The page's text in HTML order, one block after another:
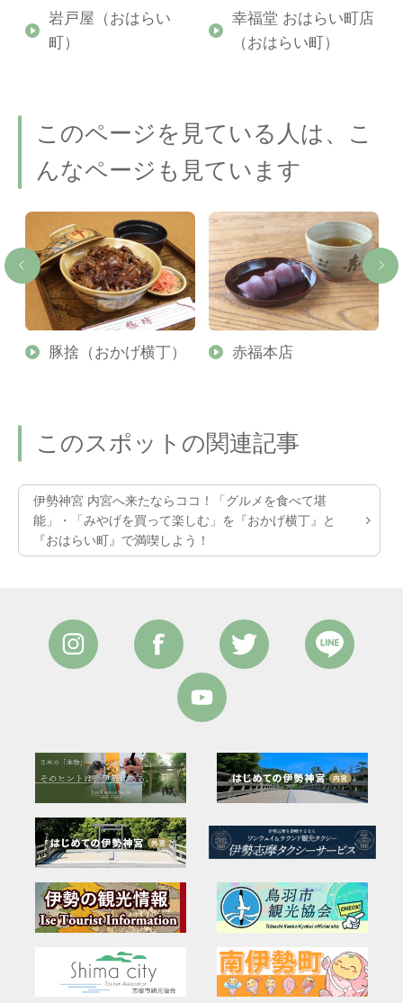
岩戸屋（おはらい
町）
幸福堂 おはらい町店
（おはらい町）
このページを見ている人は、こ
んなページも見ています
豚捨（おかげ横丁） 赤福本店
このスポットの関連記事
伊勢神宮 内宮へ来たならココ！「グルメを食べて堪
能」・「みやげを買って楽しむ」を『おかげ横丁』と
『おはらい町』で満喫しよう！